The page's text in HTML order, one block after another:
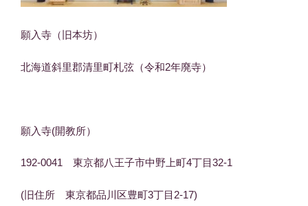
願入寺（旧本坊）
北海道斜里郡清里町札弦（令和2年廃寺）
願入寺(開教所）
192-0041 東京都八王子市中野上町4丁目32-1
(旧住所 東京都品川区豊町3丁目2-17)